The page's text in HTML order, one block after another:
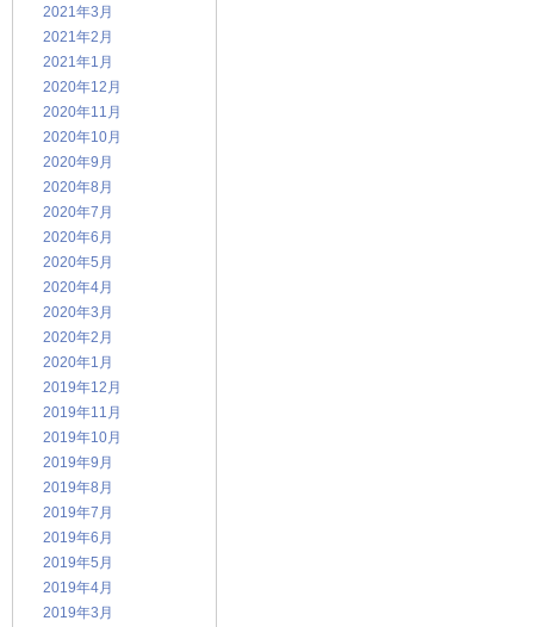
2021年3月
2021年2月
2021年1月
2020年12月
2020年11月
2020年10月
2020年9月
2020年8月
2020年7月
2020年6月
2020年5月
2020年4月
2020年3月
2020年2月
2020年1月
2019年12月
2019年11月
2019年10月
2019年9月
2019年8月
2019年7月
2019年6月
2019年5月
2019年4月
2019年3月